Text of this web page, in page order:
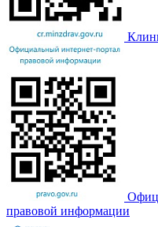
правовой информации